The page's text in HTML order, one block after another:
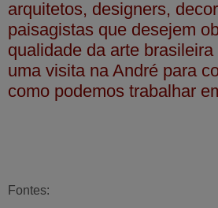
arquitetos, designers,
paisagistas que desejem
qualidade da arte
uma visita na André para
como podemos trabalhar
Fontes: